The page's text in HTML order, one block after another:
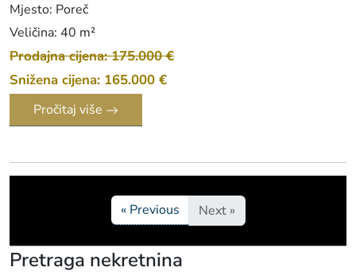
Mjesto: Poreč
Veličina: 40 m²
Prodajna cijena: 175.000 €
Snižena cijena: 165.000 €
Pročitaj više
« Previous Next »
Pretraga nekretnina